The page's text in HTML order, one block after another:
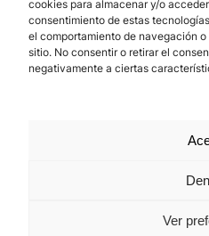
cookies para almacenar y/o
consentimiento de estas
el comportamiento de navegación
sitio. No consentir o retirar el
negativamente a ciertas
Ver
Los Prados, 121 – 33203 Gijón
985 185 577 –